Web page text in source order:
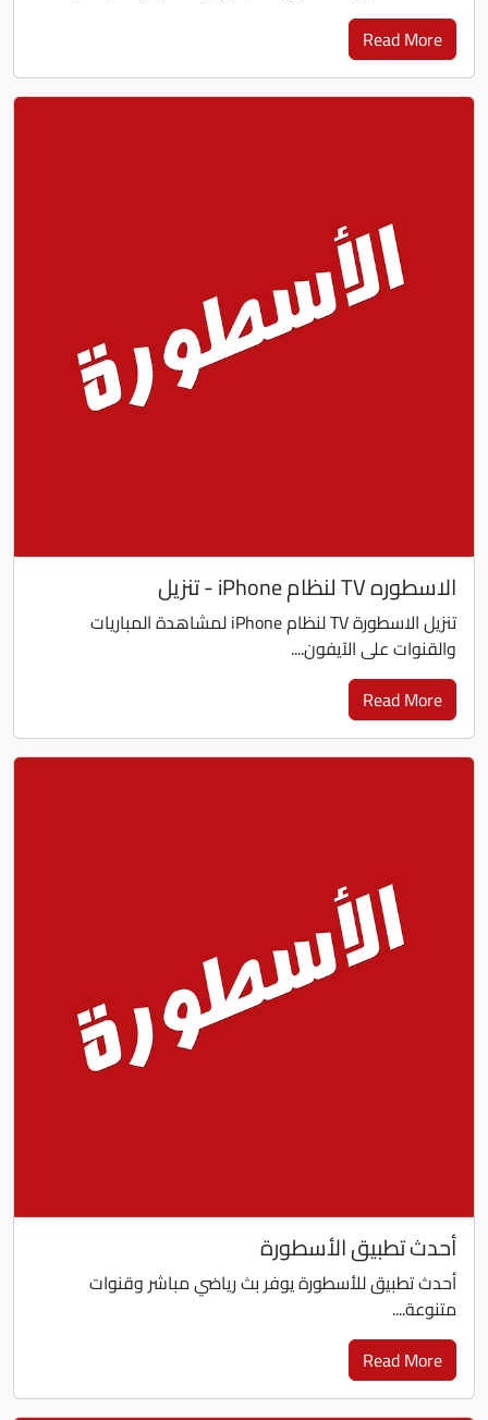
Read More
الاسطوره TV لنظام iPhone - تنزيل
تنزيل الاسطورة TV لنظام iPhone لمشاهدة المباريات
والقنوات على الآيفون....
Read More
أحدث تطبيق الأسطورة
أحدث تطبيق للأسطورة يوفر بث رياضي مباشر وقنوات
متنوعة....
Read More